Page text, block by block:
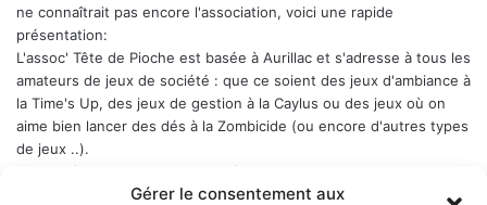
Gérer le consentement aux
ne connaîtrait pas encore l'association, voici une rapide
présentation:
L'assoc' Tête de Pioche est basée à Aurillac et s'adresse à tous les
amateurs de jeux de société : que ce soient des jeux d'ambiance à
la Time's Up, des jeux de gestion à la Caylus ou des jeux où on
aime bien lancer des dés à la Zombicide (ou encore d'autres types
de jeux ..).
Les soirées-jeux sont ouvertes à tous (enfin quand même plutôt
aux adultes). Elles ont lieu chaque Week-end en alternance : 1er